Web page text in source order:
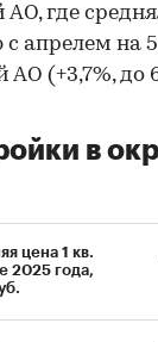
где
апрелем на
(+3,7%, до
в
цена 1 кв.
2025 года,